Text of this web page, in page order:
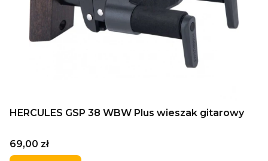
HERCULES GSP 38 WBW Plus wieszak gitarowy
Cena
69,00 zł